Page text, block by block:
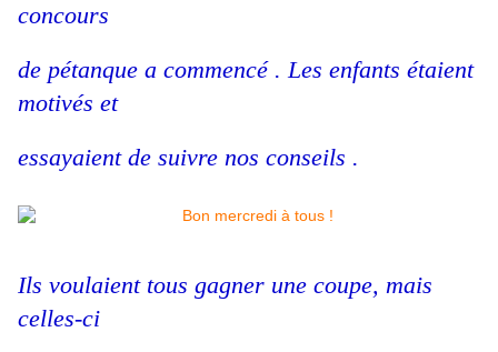
concours
de pétanque a commencé . Les enfants étaient
motivés et
essayaient de suivre nos conseils .
Ils voulaient tous gagner une coupe, mais
celles-ci